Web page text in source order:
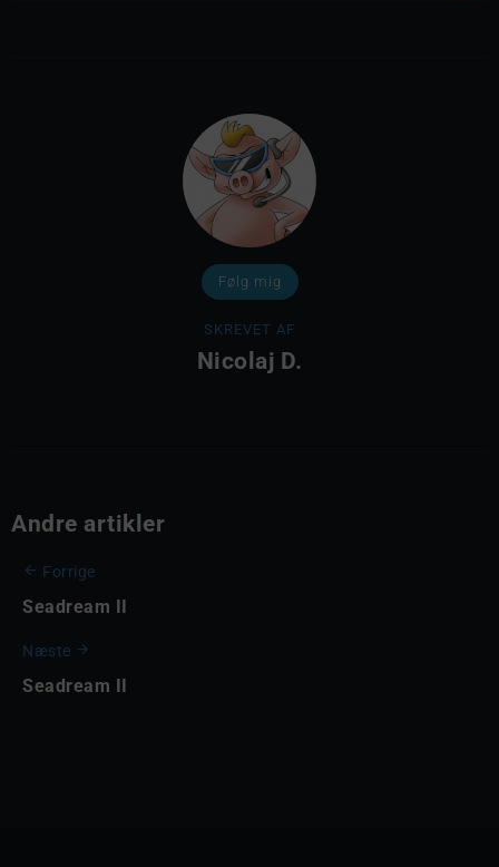
Følg mig
SKREVET AF
Nicolaj D.
Andre artikler
Forrige
Seadream II
Næste
Seadream II